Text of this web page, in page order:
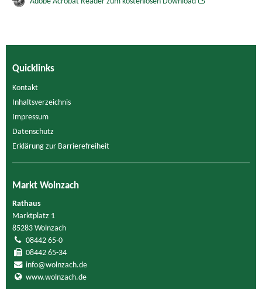
Quicklinks
Kontakt
Inhaltsverzeichnis
Impressum
Datenschutz
Erklärung zur Barrierefreiheit
Markt Wolnzach
Rathaus
Marktplatz 1
85283 Wolnzach
08442 65-0
08442 65-34
info@wolnzach.de
www.wolnzach.de